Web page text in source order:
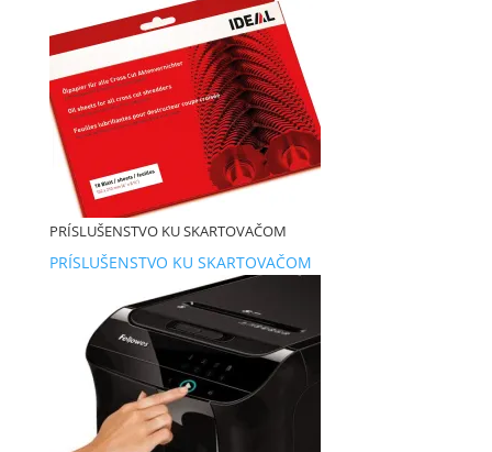
PRÍSLUŠENSTVO KU SKARTOVAČOM
PRÍSLUŠENSTVO KU SKARTOVAČOM